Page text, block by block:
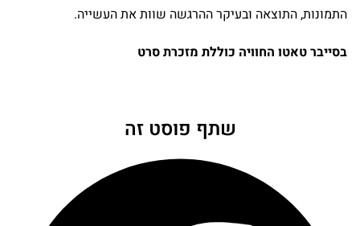
התמונות, התוצאה ובעיקר ההרגשה שוות את העשייה.
בסייבר טאטו החוויה כוללת מזכרת סרט
שתף פוסט זה